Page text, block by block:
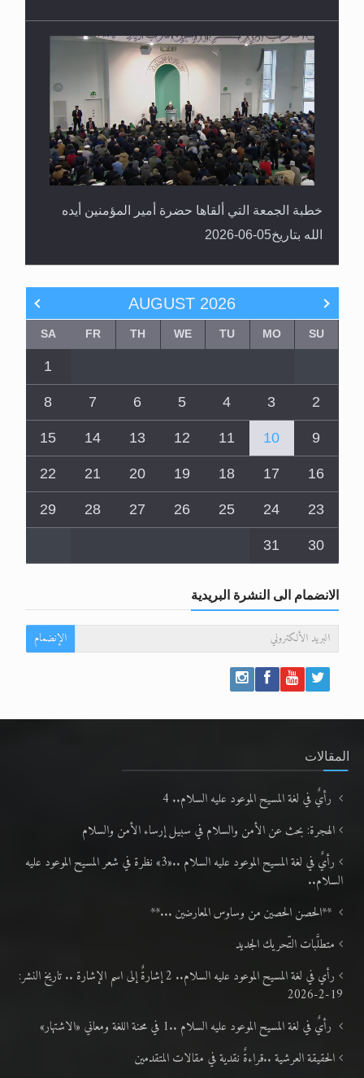
خطبة الجمعة التي ألقاها حضرة أمير المؤمنين أيده
الله بتاريخ05-06-2026
AUGUST 2026
SU
MO
TU
WE
TH
FR
SA
1
2
3
4
5
6
7
8
9
10
11
12
13
14
15
16
17
18
19
20
21
22
23
24
25
26
27
28
29
30
31
الانضمام الى النشرة البريدية
الإنضمام
المقالات
رأيٌ في لغة المسيح الموعود عليه السلام.. 4
الهجرة: بحث عن الأمن والسلام في سبيل إرساء الأمن والسلام
رأيٌ في لغة المسيح الموعود عليه السلام ..«3» نظرة في شعر المسيح الموعود عليه
السلام..
**الحصن الحصين من وساوس المعارضين ...**
متطلَّبات التّحريك الجديد
رأي في لغة المسيح الموعود عليه السلام.. 2 إشارةٌ إلى اسم الإشارة .. تاريخ النشر:
19-2-2026
رأيٌ في لغة المسيح الموعود عليه السلام ..1 في محنة اللغة ومعاني «الاشتهار»
الحقيقة العرشية ..قراءةٌ نقدية في مقالات المتقدمين